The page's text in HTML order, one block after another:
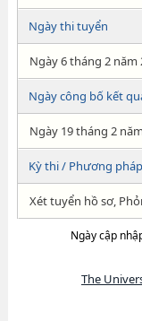
Ngày thi tuyển
Ngày 6 tháng 2 năm
Ngày công bố kết
Ngày 19 tháng 2
Kỳ thi / Phương
Xét tuyển hồ sơ,
Ngày cập
The